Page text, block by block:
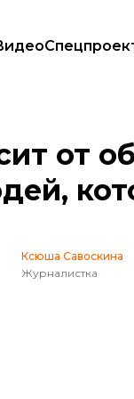
людей, которые
от
Ксюша Савоскина
Журналистка